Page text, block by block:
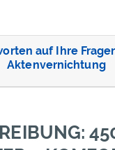
auf Ihre
Aktenvernichtung